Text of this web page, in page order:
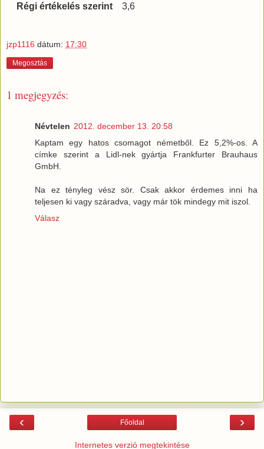
Régi értékelés szerint
3,6
jzp1116 dátum: 17:30
Megosztás
1 megjegyzés:
Névtelen 2012. december 13. 20:58
Kaptam egy hatos csomagot németből. Ez 5,2%-os. A
címke szerint a Lidl-nek gyártja Frankfurter Brauhaus
GmbH.
Na ez tényleg vész sör. Csak akkor érdemes inni ha
teljesen ki vagy száradva, vagy már tök mindegy mit iszol.
Válasz
‹ ›
Főoldal
Internetes verzió megtekintése